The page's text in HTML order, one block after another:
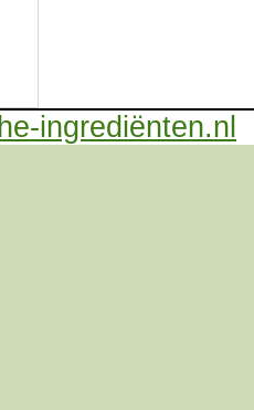
ingrediënten.nl